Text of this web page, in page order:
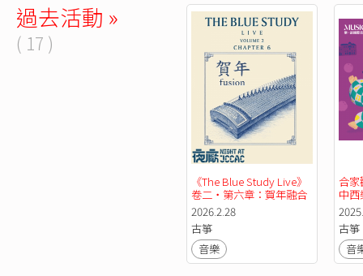
過去活動 »
( 17 )
《The Blue Study Live》
卷二・第六章：賀年融合
ft. 箏・爵士
2026.2.28
古箏
音樂
合
中西
誼國
古箏
音